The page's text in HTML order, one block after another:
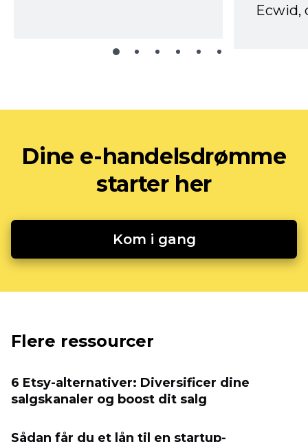
Ecwid,
Dine e-handelsdrømme
starter her
Kom i gang
Flere ressourcer
6 Etsy-alternativer: Diversificer dine
salgskanaler og boost dit salg
Sådan får du et lån til en startup-